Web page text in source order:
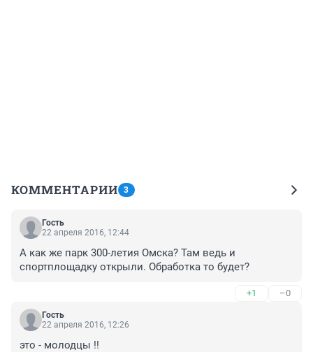
КОММЕНТАРИИ 3
Гость
22 апреля 2016, 12:44
А как же парк 300-летия Омска? Там ведь и
спортплощадку открыли. Обработка то будет?
+1 –0
Гость
22 апреля 2016, 12:26
это - молодцы !!